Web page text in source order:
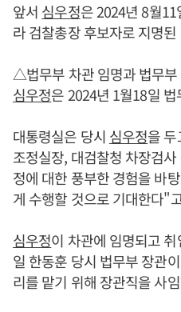
앞서 심우정은 2024년 8월11
라 검찰총장 후보자로 지명된
△법무부 차관 임명과 법무부
심우정은 2024년 1월18일
대통령실은 당시 심우정을
조정실장, 대검찰청 차장검
정에 대한 풍부한 경험을 바
게 수행할 것으로 기대한다"
심우정이 차관에 임명되고
일 한동훈 당시 법무부 장관
리를 맡기 위해 장관직을 사